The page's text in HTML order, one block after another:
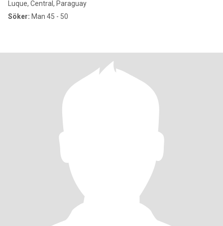
Luque, Central, Paraguay
Söker: Man 45 - 50